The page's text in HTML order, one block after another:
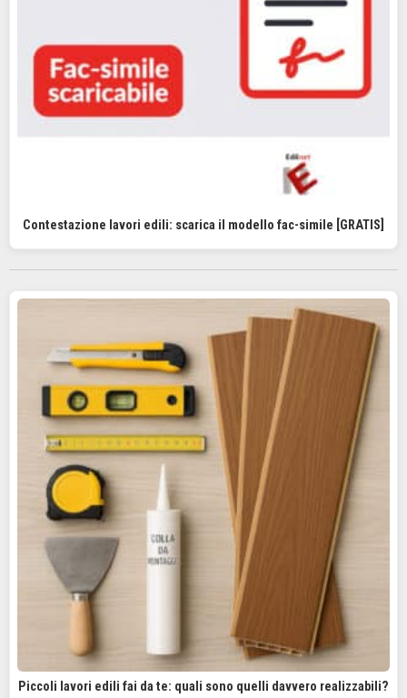
Contestazione lavori edili: scarica il modello fac-simile [GRATIS]
Piccoli lavori edili fai da te: quali sono quelli davvero realizzabili?